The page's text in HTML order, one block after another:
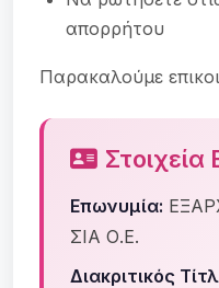
απορρήτου
Παρακαλούμε
Στοιχεία
Επωνυμία:
ΣΙΑ Ο.Ε.
Διακριτικός